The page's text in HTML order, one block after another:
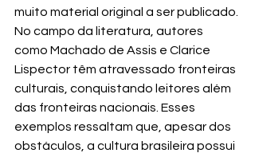
muito material original a ser publicado.
No campo da literatura, autores
como Machado de Assis e Clarice
Lispector têm atravessado fronteiras
culturais, conquistando leitores além
das fronteiras nacionais. Esses
exemplos ressaltam que, apesar dos
obstáculos, a cultura brasileira possui